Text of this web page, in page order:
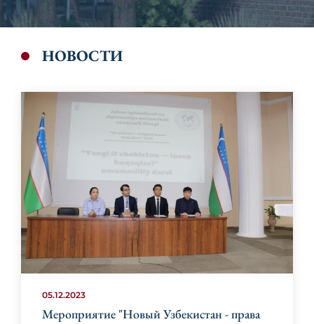
НОВОСТИ
05.12.2023
Мероприятие "Новый Узбекистан - права